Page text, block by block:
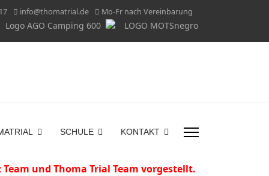
info@thomatrial.de Mo-Fr nach Vereinbarung
SCHULE KONTAKT
und Thoma Trial Team vorgestellt.